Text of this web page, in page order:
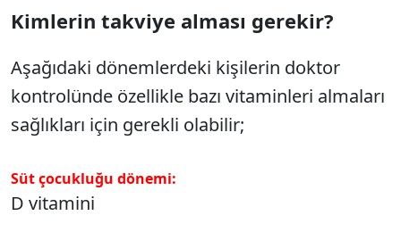
Kimlerin takviye alması gerekir?
Aşağıdaki dönemlerdeki kişilerin doktor
kontrolünde özellikle bazı vitaminleri almaları
sağlıkları için gerekli olabilir;
Süt çocukluğu dönemi:
D vitamini